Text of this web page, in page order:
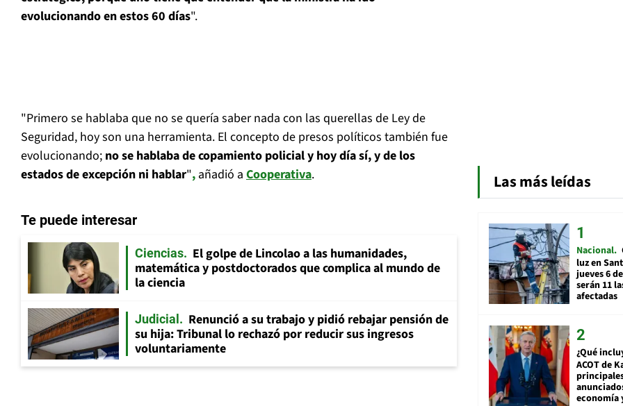
evolucionando en estos 60 días".
"Primero se hablaba que no se quería saber nada con las querellas de Ley de
Seguridad, hoy son una herramienta. El concepto de presos políticos también fue
evolucionando; no se hablaba de copamiento policial y hoy día sí, y de los
estados de excepción ni hablar", añadió a Cooperativa.
Te puede interesar
Ciencias
El golpe de Lincolao a las humanidades,
matemática y postdoctorados que complica al mundo de
la ciencia
Judicial
Renunció a su trabajo y pidió rebajar pensión de
su hija: Tribunal lo rechazó por reducir sus ingresos
voluntariamente
Las más leídas
Nacional
luz en
jueves 6
serán 11
afectadas
¿Qué
ACOT de
economía